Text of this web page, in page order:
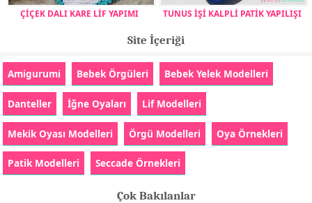
ÇİÇEK DALI KARE LİF YAPIMI TUNUS İŞİ KALPLİ PATİK YAPILIŞI
Site İçeriği
Amigurumi Bebek Örgüleri Bebek Yelek Modelleri
Danteller İğne Oyaları Lif Modelleri
Mekik Oyası Modelleri Örgü Modelleri Oya Örnekleri
Patik Modelleri Seccade Örnekleri
Çok Bakılanlar